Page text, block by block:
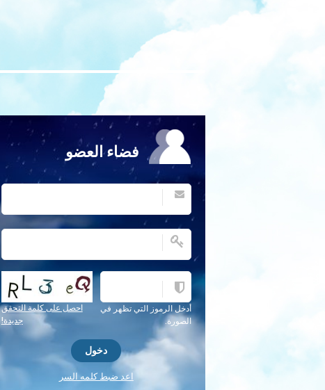
فضاء العضو
أدخل الرموز التي تظهر في
الصورة.
احصل على كلمة التحقق
جديدة!
اعد ضبط كلمه السر